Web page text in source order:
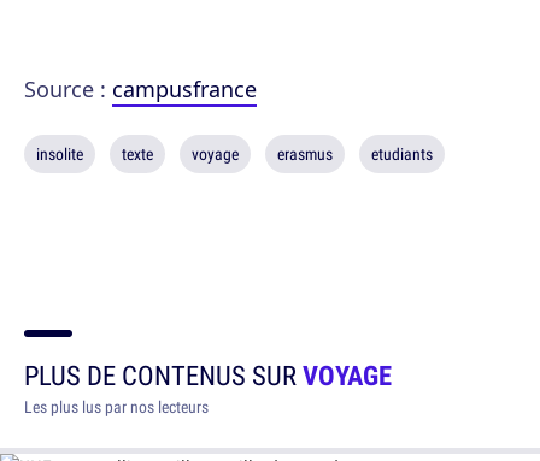
Source : campusfrance
insolite texte voyage erasmus etudiants
PLUS DE CONTENUS SURVOYAGE
Les plus lus par nos lecteurs